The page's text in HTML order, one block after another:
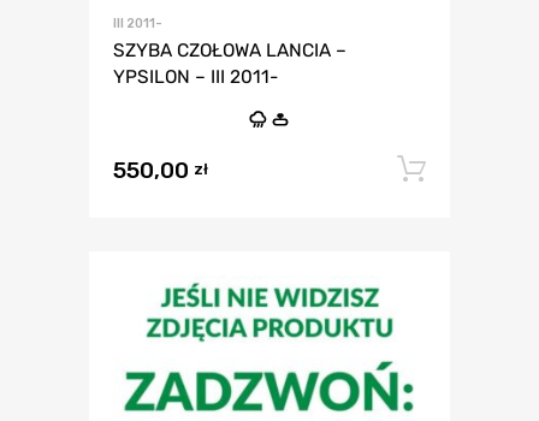
III 2011-
SZYBA CZOŁOWA LANCIA –
YPSILON – III 2011-
550,00 zł